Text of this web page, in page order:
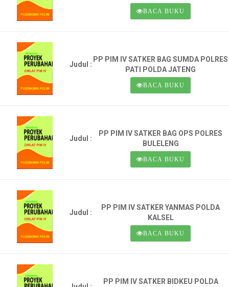
BACA BUKU
Judul :
PP PIM IV SATKER BAG SUMDA POLRES
PATI POLDA JATENG
BACA BUKU
Judul :
PP PIM IV SATKER BAG OPS POLRES
BULELENG
BACA BUKU
Judul :
PP PIM IV SATKER YANMAS POLDA
KALSEL
BACA BUKU
PP PIM IV SATKER BIDKEU POLDA